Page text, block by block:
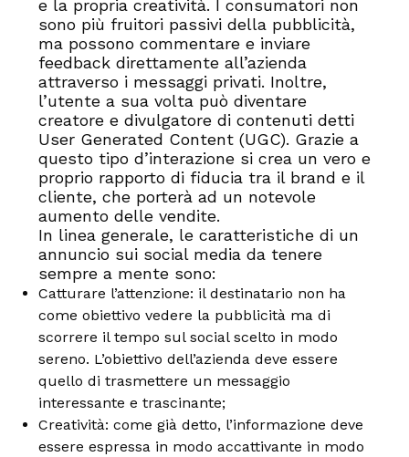
e la propria creatività. I consumatori non
sono più fruitori passivi della pubblicità,
ma possono commentare e inviare
feedback direttamente all’azienda
attraverso i messaggi privati. Inoltre,
l’utente a sua volta può diventare
creatore e divulgatore di contenuti detti
User Generated Content (UGC). Grazie a
questo tipo d’interazione si crea un vero e
proprio rapporto di fiducia tra il brand e il
cliente, che porterà ad un notevole
aumento delle vendite.
In linea generale, le caratteristiche di un
annuncio sui social media da tenere
sempre a mente sono:
Catturare l’attenzione: il destinatario non ha
come obiettivo vedere la pubblicità ma di
scorrere il tempo sul social scelto in modo
sereno. L’obiettivo dell’azienda deve essere
quello di trasmettere un messaggio
interessante e trascinante;
Creatività: come già detto, l’informazione deve
essere espressa in modo accattivante in modo